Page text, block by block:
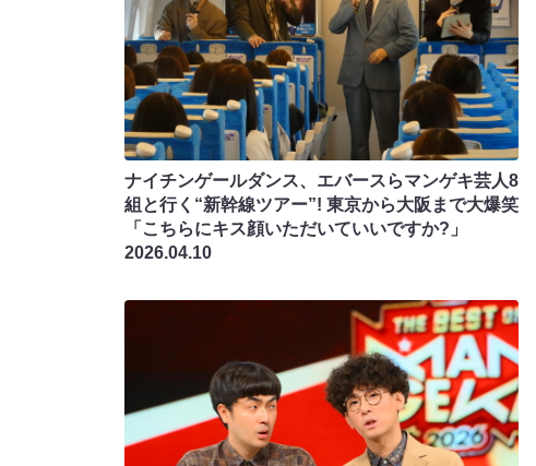
ナイチンゲールダンス、エバースらマンゲキ芸人8
組と行く“新幹線ツアー”! 東京から大阪まで大爆笑
「こちらにキス顔いただいていいですか?」
2026.04.10